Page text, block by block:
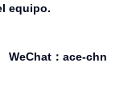
equipo.
WeChat：ace-chn